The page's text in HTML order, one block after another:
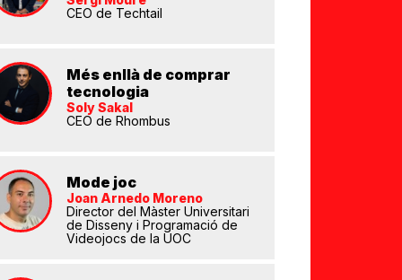
CEO de Techtail
Més enllà de comprar
tecnologia
Soly Sakal
CEO de Rhombus
Mode joc
Joan Arnedo Moreno
Director del Màster Universitari
de Disseny i Programació de
Videojocs de la UOC